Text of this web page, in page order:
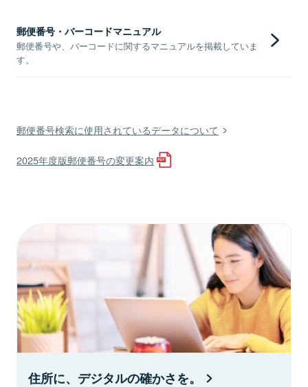
郵便番号・バーコードマニュアル
郵便番号や、バーコードに関するマニュアルを掲載していま
す。
郵便番号検索に使用されているデータについて
2025年度版郵便番号の変更案内
住所に、デジタルの確かさを。